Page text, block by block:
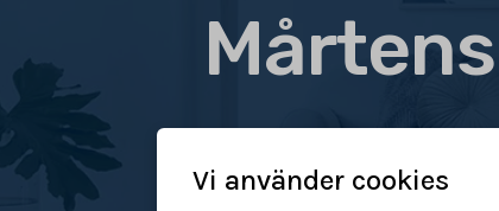
Vi använder cookies